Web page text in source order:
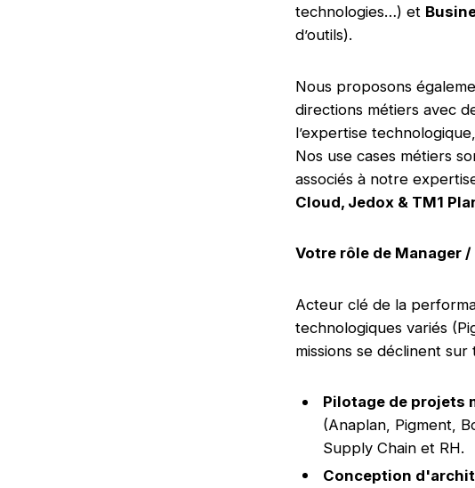
technologies…) et
d’outils).
Nous proposons
directions métiers avec
l’expertise
Nos use cases métiers
associés à notre
Cloud, Jedox & TM1
Votre rôle de Manager
Acteur clé de la
technologiques variés
missions se déclinent sur
Pilotage de projets
(Anaplan, Pigment,
Supply Chain et RH.
Conception